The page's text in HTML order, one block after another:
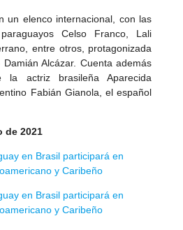
un elenco internacional, con las
Celso Franco, Lali
entre otros, protagonizada
Alcázar. Cuenta además
la actriz brasileña Aparecida
Fabián Gianola, el español
de 2021